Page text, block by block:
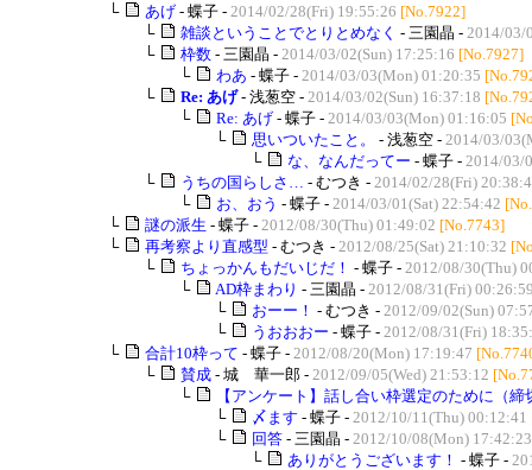
└
あげ - 蝶子 - 2014/02/28(Fri) 19:55:26 [No.7922]
└
雑談ということでとりとめなく - 三園晶 - 2014/03/
└
枠数 - 三園晶 - 2014/03/02(Sun) 17:25:16 [No.7927]
└
わあ - 蝶子 - 2014/03/03(Mon) 01:20:35
└
Re: あげ- 浅葱空 - 2014/03/02(Sun) 16:37:18
└
Re: あげ - 蝶子 - 2014/03/03(Mon) 01:16:05
└
思いついたこと。 - 浅葱空 - 2014/03/
└
な、なんだってー - 蝶子 - 2014/03/
└
うちの国らしさ… - むつき - 2014/02/28(Fri)
└
お、おう - 蝶子 - 2014/03/01(Sat) 22:54:42
└
謎の派生 - 蝶子 - 2012/08/30(Thu) 01:49:02 [No.7743]
└
再考察より直感型 - むつき - 2012/08/25(Sat) 21:10:32
└
ちょっかんもだいじだ！ - 蝶子 - 2012/08/30(Thu)
└
AD枠まわり - 三園晶 - 2012/08/31(Fri)
└
おーー！ - むつき - 2012/09/02(Sun)
└
うおおおー - 蝶子 - 2012/08/31(Fri)
└
合計10枠って - 蝶子 - 2012/08/20(Mon) 17:19:47
└
賛成 - 城 華一郎 - 2012/09/05(Wed) 21:53:12
└
【アンケート】話し合い枠選定のために（締
└
〆ます - 蝶子 - 2012/10/11(Thu) 00:12:41
└
回答 - 三園晶 - 2012/10/08(Mon) 17:42:23
└
ありがとうございます！ - 蝶子 -